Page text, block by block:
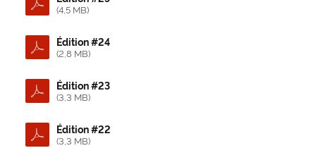
(4,5 MB)
Édition #24
(2,8 MB)
Édition #23
(3,3 MB)
Édition #22
(3,3 MB)